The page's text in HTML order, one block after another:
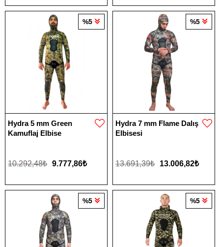
Hydra 5 mm Green
Kamuflaj Elbise
9.777,86₺
10.292,48₺
%5
Hydra 7 mm Flame Dalış
Elbisesi
13.006,82₺
13.691,39₺
%5
%5 %5